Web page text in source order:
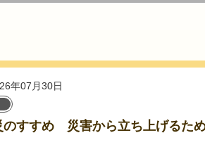
年07月30日
のすすめ 災害から立ち上げるため